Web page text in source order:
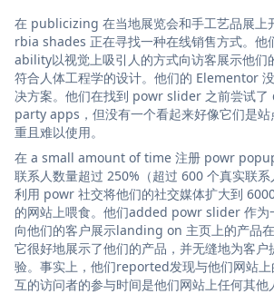
在 publicizing 在当地展览会和手工艺品展上
rbia shades 正在寻找一种在线销售方式。
ability以视觉上吸引人的方式向访客展示他们
符合人体工程学的设计。他们的 Elementor
决方案。他们在找到 powr slider 之前尝试
party apps，但没有一个看起来好像它们是
重且难以使用。
在 a small amount of time 注册 powr
联系人数量超过 250%（超过 600 个真实联
利用 powr 社交将他们的社交媒体扩大到
的网站上喂食。他们added powr slider 作为
向他们的客户展示landing on 主页上的产品在
它很好地展示了他们的产品，并无缝地为客户
验。事实上，他们reported发现与他们网站
互的访问者的参与时间是他们网站上任何其他